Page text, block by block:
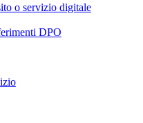
o servizio digitale
DPO